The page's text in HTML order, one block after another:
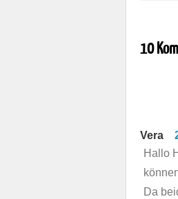
10
Vera
Hallo
Da